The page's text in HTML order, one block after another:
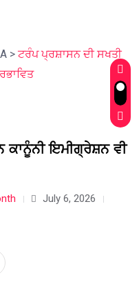
> ਟਰੰਪ ਪ੍ਰਸ਼ਾਸਨ ਦੀ ਸਖਤੀ
ਕਾਨੂੰਨੀ ਇਮੀਗ੍ਰੇਸ਼ਨ ਵੀ
July 6, 2026